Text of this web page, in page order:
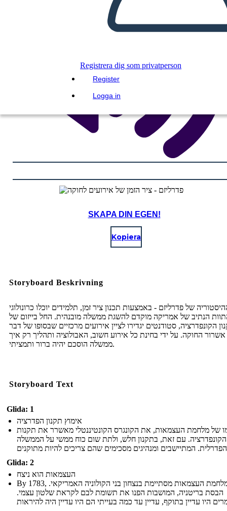
Registrera dig som privatperson
Register
Logga in
SKAPA DIN EGEN!
Kopiera
Storyboard Beskrivning
של פדרליזם - באמצעות תכנון ציר זמן, תלמידים יוכלו כרונולוגי
הנתיב של אמריקה מוקדם להשגת ממשלה מובנהית. החל בייזום של
הקונפדרציה, סטודנטים יגדירו לציין אירועים מרכזיים שבסופו של דבר
אשרור החוקה. על ידי בחינת כל אירוע חשוב, האבולוציה ותהליך רק איך
ממשלה הוסכם יהיה ברור ותמציתי.
Storyboard Text
Glida: 1
אימוץ תקנון הפדרציה
של מלחמת העצמאות, את הקונגרס הקונטיננטלי מאשרר את תקנות
הקונפדרציה. עם זאת, בתקנון חלש, ולתת שום כוח ממשי על הממשלה
Glida: 2
העצמאות הוא ניצח
By 1783, מלחמת העצמאות מסתיימת בנצחון בני הקולוניה האמריקאי.
הבסת בריטניה, המושבות הפנו את תשומת לבם לקראת שלטון עצמי.